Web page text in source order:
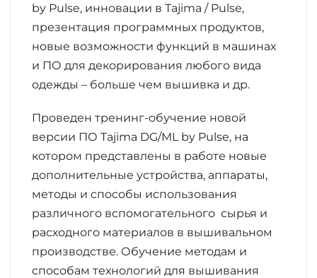
by Pulse, инновации в Tajima / Pulse,
презентация программных продуктов,
новые возможности функций в машинах
и ПО для декорирования любого вида
одежды – больше чем вышивка и др.
Проведен тренинг-обучение новой
версии ПО Tajima DG/ML by Pulse, на
котором представлены в работе новые
дополнительные устройства, аппараты,
методы и способы использования
различного вспомогательного сырья и
расходного материалов в вышивальном
производстве. Обучение методам и
способам технологий для вышивания